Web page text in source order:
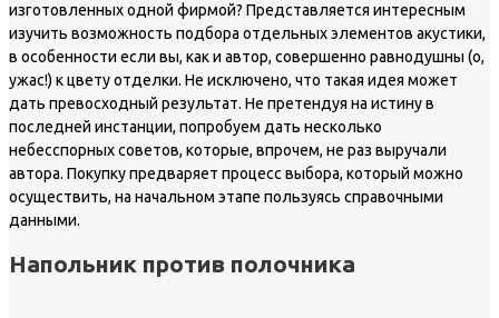
изготовленных одной фирмой? Представляется интересным
изучить возможность подбора отдельных элементов акустики,
в особенности если вы, как и автор, совершенно равнодушны (о,
ужас!) к цвету отделки. Не исключено, что такая идея может
дать превосходный результат. Не претендуя на истину в
последней инстанции, попробуем дать несколько
небесспорных советов, которые, впрочем, не раз выручали
автора. Покупку предваряет процесс выбора, который можно
осуществить, на начальном этапе пользуясь справочными
данными.
Напольник против полочника